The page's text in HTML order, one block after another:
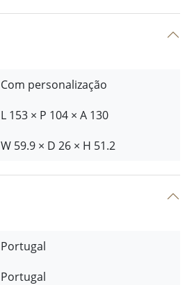
Com personalização
L 153 × P 104 × A 130
W 59.9 × D 26 × H 51.2
Portugal
Portugal